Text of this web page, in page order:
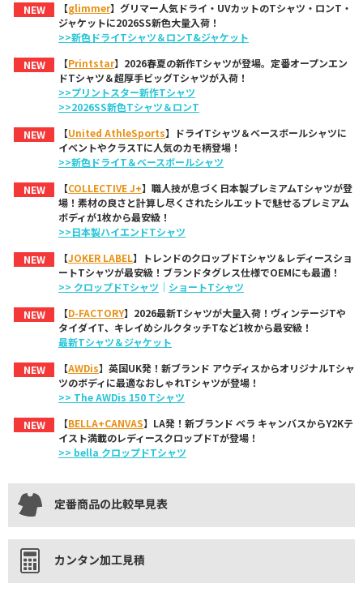
NEW
【glimmer】グリマー人気ドライ・UVカットのTシャツ・ロンT・
ジャケットに2026SS新色大量入荷！
>>新色ドライTシャツ＆ロンT&ジャケット
NEW
【Printstar】2026春夏の新作Tシャツが登場。定番オープンエン
ドTシャツ＆超厚手ビッグTシャツが入荷！
>>プリントスター新作Tシャツ
>>2026SS新色Tシャツ＆ロンT
NEW
【United AthleSports】ドライTシャツ＆ベースボールシャツに
イベントやクラスTに人気のカモ柄登場！
>>新色ドライT＆ベースボールシャツ
NEW
【COLLECTIVE J+】職人技が息づく日本製プレミアムTシャツが登
場！素材の良さと計算し尽くされたシルエットで魅せるプレミアム
ボディが1枚から最安級！
>>日本製ハイエンドTシャツ
NEW
【JOKER LABEL】トレンドのクロップドTシャツ＆レディースショ
ートTシャツが最安級！ブランドタグレス仕様でOEMにも最適！
>> クロップドTシャツ ｜ ショートTシャツ
NEW
【D-FACTORY】2026最新Tシャツが大量入荷！ヴィンテージTや
タイダイT、キレイめシルクタッチTなど1枚から最安級！
最新Tシャツ＆ジャケット
NEW
【AWDis】英国UK発！新ブランド アウディスからオリジナルTシャ
ツのボディに最適なおしゃれTシャツが登場！
>> The AWDis 150 Tシャツ
NEW
【BELLA+CANVAS】LA発！新ブランド ベラ キャンバスからY2Kテ
イスト満載のレディースクロップドTが登場！
>> bella クロップドTシャツ
定番商品の比較早見表
カンタン加工見積